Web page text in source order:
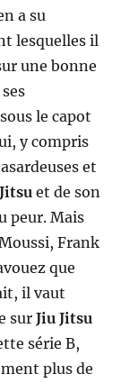
a su
lesquelles il
une bonne
le capot
y compris
et
et de son
peur. Mais
Frank
que
il vaut
surJiu Jitsu
série B,
plus de